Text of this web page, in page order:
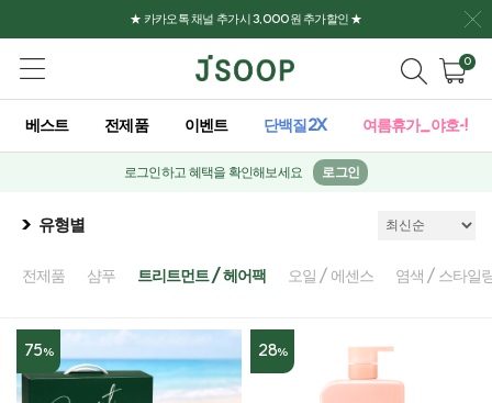
★ 카카오톡 채널 추가시 3,000원 추가할인 ★
0
베스트 전제품 이벤트 단백질2X 여름휴가_야호-!
로그인하고 혜택을 확인해보세요 로그인
유형별
전제품 샴푸 트리트먼트 / 헤어팩 오일 / 에센스 염색 / 스타일
75% 28%